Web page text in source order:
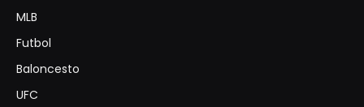
MLB
Futbol
Baloncesto
UFC